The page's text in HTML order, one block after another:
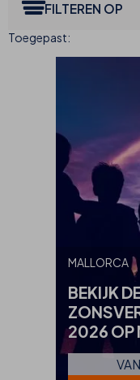
FILTEREN OP
MALLORCA
BEKIJK
2026 OP